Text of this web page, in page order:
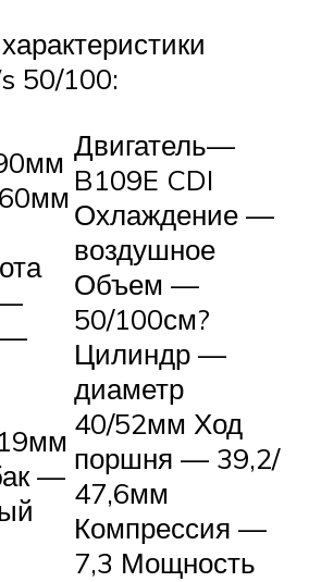
50/100:
—
—
Двигатель—
B109E CDI
Охлаждение —
воздушное
Объем —
50/100см?
Цилиндр —
диаметр
40/52мм Ход
поршня — 39,2/
47,6мм
Компрессия —
7,3 Мощность